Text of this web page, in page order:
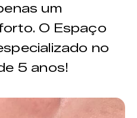
um
O Espaço
no
5 anos!